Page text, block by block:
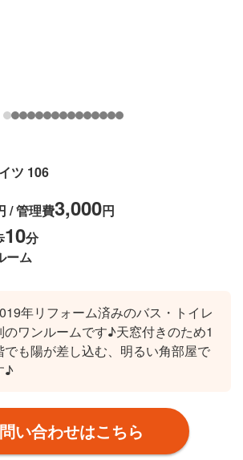
ツ 106
/ 管理費3,000円
10分
ーム
年リフォーム済みのバス・トイレ
のワンルームです♪天窓付きのため1
でも陽が差し込む、明るい角部屋で
♪
い合わせはこちら